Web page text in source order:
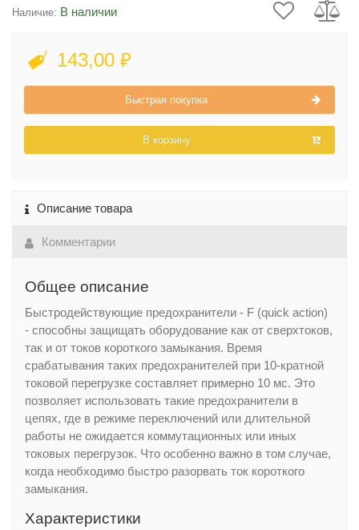
Наличие: В наличии
143,00 ₽
Быстрая покупка
В корзину
Описание товара
Комментарии
Общее описание
Быстродействующие предохранители - F (quick action)
- способны защищать оборудование как от сверхтоков,
так и от токов короткого замыкания. Время
срабатывания таких предохранителей при 10-кратной
токовой перегрузке составляет примерно 10 мc. Это
позволяет использовать такие предохранители в
цепях, где в режиме переключений или длительной
работы не ожидается коммутационных или иных
токовых перегрузок. Что особенно важно в том случае,
когда необходимо быстро разорвать ток короткого
замыкания.
Характеристики